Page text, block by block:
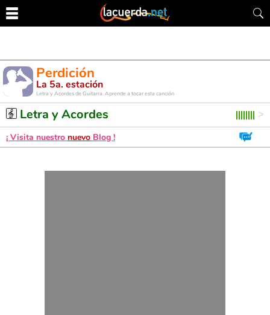
Perdición
La 5a. estación
Letra y Acordes de Guitarra. Aprende a tocar esta canción
Letra y Acordes
¡ Visita nuestro nuevo Blog !